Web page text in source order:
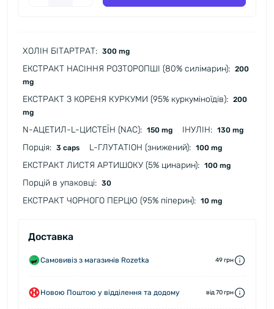
ХОЛІН БІТАРТРАТ: 300 mg
ЕКСТРАКТ НАСІННЯ РОЗТОРОПШІ (80% силімарин): 200
mg
ЕКСТРАКТ З КОРЕНЯ КУРКУМИ (95% куркуміноїдів): 200
mg
N-АЦЕТИЛ-L-ЦИСТЕЇН (NAC): 150 mg ІНУЛІН: 130 mg
Порція: 3 caps L-ГЛУТАТІОН (знижений): 100 mg
ЕКСТРАКТ ЛИСТЯ АРТИШОКУ (5% цинарин): 100 mg
Порцій в упаковці: 30
ЕКСТРАКТ ЧОРНОГО ПЕРЦЮ (95% піперин): 10 mg
Доставка
Самовивіз з магазинів Rozetka 49 грн
Новою Поштою у відділення та додому від 70 грн